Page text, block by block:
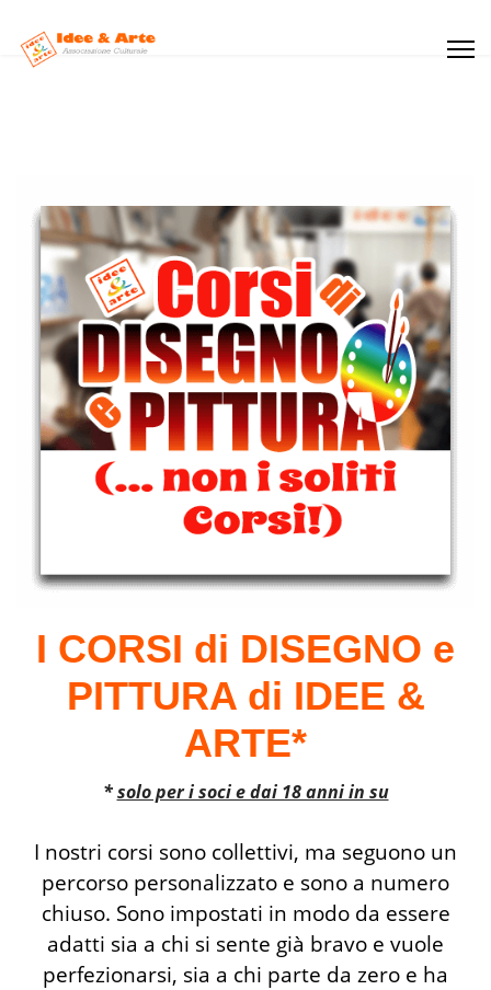
I CORSI di DISEGNO e
PITTURA di IDEE &
ARTE*
*solo per i soci e dai 18 anni in su
I nostri corsi sono collettivi, ma seguono un
percorso personalizzato e sono a numero
chiuso. Sono impostati in modo da essere
adatti sia a chi si sente già bravo e vuole
perfezionarsi, sia a chi parte da zero e ha